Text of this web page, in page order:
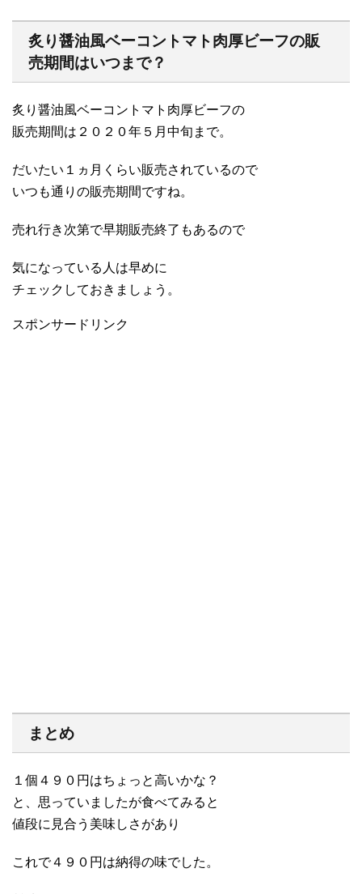
炙り醤油風ベーコントマト肉厚ビーフの販
売期間はいつまで？
炙り醤油風ベーコントマト肉厚ビーフの
販売期間は２０２０年５月中旬まで。
だいたい１ヵ月くらい販売されているので
いつも通りの販売期間ですね。
売れ行き次第で早期販売終了もあるので
気になっている人は早めに
チェックしておきましょう。
スポンサードリンク
まとめ
１個４９０円はちょっと高いかな？
と、思っていましたが食べてみると
値段に見合う美味しさがあり
これで４９０円は納得の味でした。